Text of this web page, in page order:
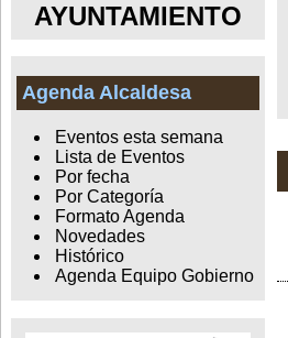
AYUNTAMIENTO
Agenda Alcaldesa
Eventos esta semana
Lista de Eventos
Por fecha
Por Categoría
Formato Agenda
Novedades
Histórico
Agenda Equipo Gobierno